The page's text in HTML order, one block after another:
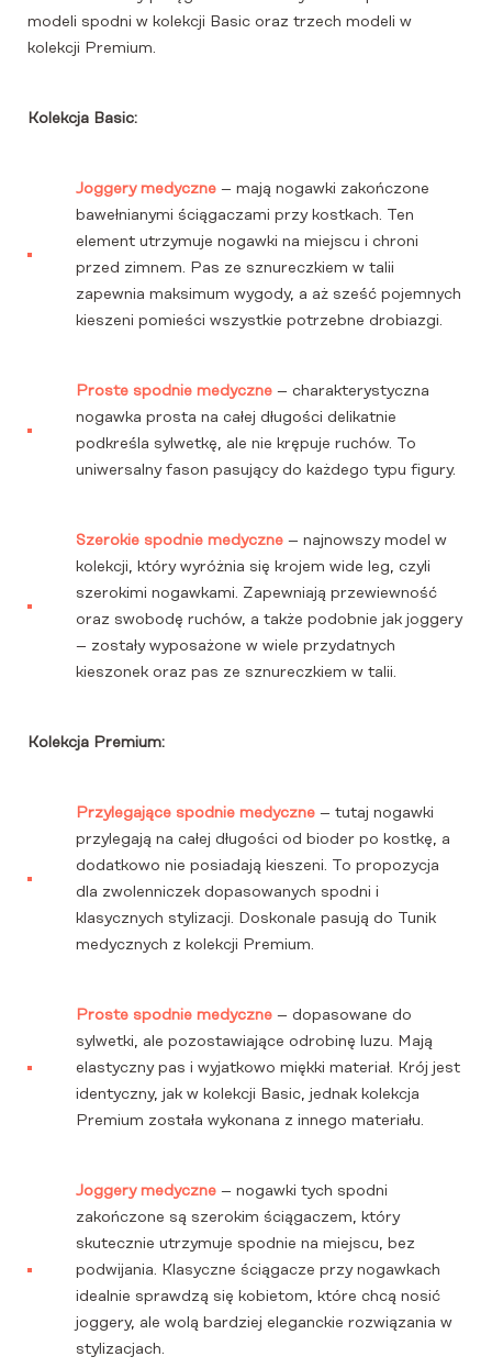
modeli spodni w kolekcji Basic oraz trzech modeli w
kolekcji Premium.
Kolekcja Basic:
Joggery medyczne – mają nogawki zakończone
bawełnianymi ściągaczami przy kostkach. Ten
element utrzymuje nogawki na miejscu i chroni
przed zimnem. Pas ze sznureczkiem w talii
zapewnia maksimum wygody, a aż sześć pojemnych
kieszeni pomieści wszystkie potrzebne drobiazgi.
Proste spodnie medyczne – charakterystyczna
nogawka prosta na całej długości delikatnie
podkreśla sylwetkę, ale nie krępuje ruchów. To
uniwersalny fason pasujący do każdego typu figury.
Szerokie spodnie medyczne – najnowszy model w
kolekcji, który wyróżnia się krojem wide leg, czyli
szerokimi nogawkami. Zapewniają przewiewność
oraz swobodę ruchów, a także podobnie jak joggery
– zostały wyposażone w wiele przydatnych
kieszonek oraz pas ze sznureczkiem w talii.
Kolekcja Premium:
Przylegające spodnie medyczne – tutaj nogawki
przylegają na całej długości od bioder po kostkę, a
dodatkowo nie posiadają kieszeni. To propozycja
dla zwolenniczek dopasowanych spodni i
klasycznych stylizacji. Doskonale pasują do Tunik
medycznych z kolekcji Premium.
Proste spodnie medyczne – dopasowane do
sylwetki, ale pozostawiające odrobinę luzu. Mają
elastyczny pas i wyjatkowo miękki materiał. Krój jest
identyczny, jak w kolekcji Basic, jednak kolekcja
Premium została wykonana z innego materiału.
Joggery medyczne – nogawki tych spodni
zakończone są szerokim ściągaczem, który
skutecznie utrzymuje spodnie na miejscu, bez
podwijania. Klasyczne ściągacze przy nogawkach
idealnie sprawdzą się kobietom, które chcą nosić
joggery, ale wolą bardziej eleganckie rozwiązania w
stylizacjach.